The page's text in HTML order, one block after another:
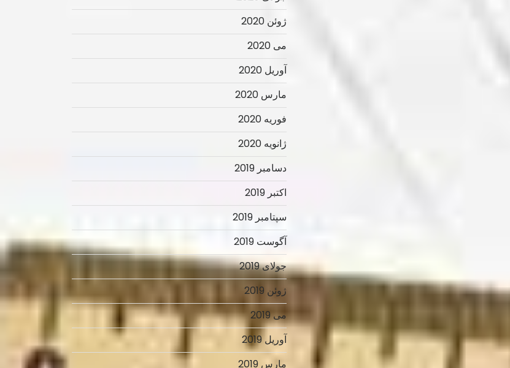
ژوئن 2020
می 2020
آوریل 2020
مارس 2020
فوریه 2020
ژانویه 2020
دسامبر 2019
اکتبر 2019
سپتامبر 2019
آگوست 2019
جولای 2019
ژوئن 2019
می 2019
آوریل 2019
مارس 2019